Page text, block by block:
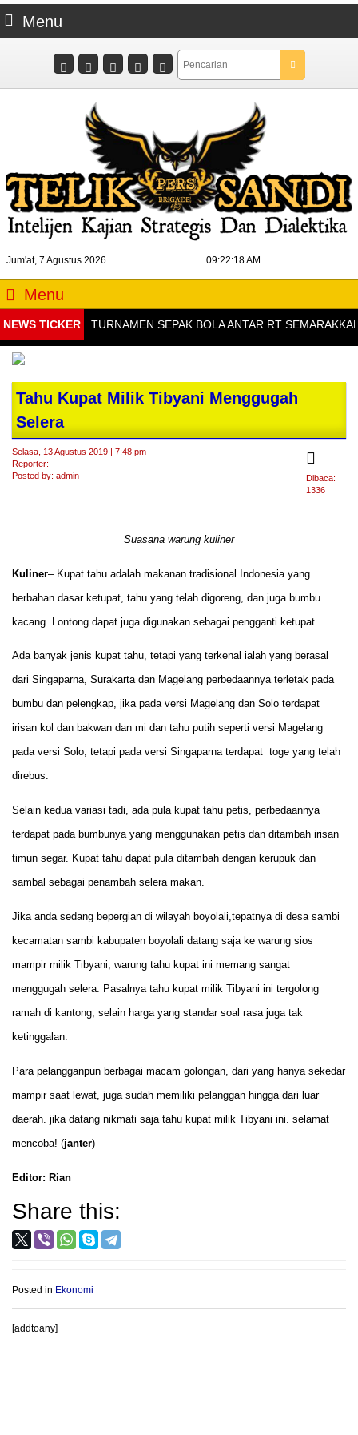
Menu
Jum'at, 7 Agustus 2026 09:22:19 AM
Menu
NEWS TICKERTURNAMEN SEPAK BOLA ANTAR RT SEMARAKKAN
Tahu Kupat Milik Tibyani Menggugah
Selera
Selasa, 13 Agustus 2019 | 7:48 pm
Reporter:
Posted by: admin
Dibaca:
1336
Suasana warung kuliner
Kuliner– Kupat tahu adalah makanan tradisional Indonesia yang
berbahan dasar ketupat, tahu yang telah digoreng, dan juga bumbu
kacang. Lontong dapat juga digunakan sebagai pengganti ketupat.
Ada banyak jenis kupat tahu, tetapi yang terkenal ialah yang berasal
dari Singaparna, Surakarta dan Magelang perbedaannya terletak pada
bumbu dan pelengkap, jika pada versi Magelang dan Solo terdapat
irisan kol dan bakwan dan mi dan tahu putih seperti versi Magelang
pada versi Solo, tetapi pada versi Singaparna terdapat toge yang telah
direbus.
Selain kedua variasi tadi, ada pula kupat tahu petis, perbedaannya
terdapat pada bumbunya yang menggunakan petis dan ditambah irisan
timun segar. Kupat tahu dapat pula ditambah dengan kerupuk dan
sambal sebagai penambah selera makan.
Jika anda sedang bepergian di wilayah boyolali,tepatnya di desa sambi
kecamatan sambi kabupaten boyolali datang saja ke warung sios
mampir milik Tibyani, warung tahu kupat ini memang sangat
menggugah selera. Pasalnya tahu kupat milik Tibyani ini tergolong
ramah di kantong, selain harga yang standar soal rasa juga tak
ketinggalan.
Para pelangganpun berbagai macam golongan, dari yang hanya sekedar
mampir saat lewat, juga sudah memiliki pelanggan hingga dari luar
daerah. jika datang nikmati saja tahu kupat milik Tibyani ini. selamat
mencoba! (janter)
Editor: Rian
Share this:
Posted in Ekonomi
[addtoany]